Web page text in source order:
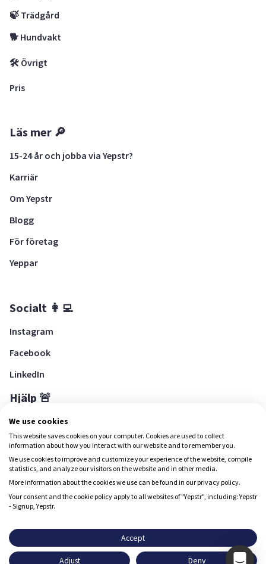
🍃 Trädgård
🐕 Hundvakt
🛠 Övrigt
Pris
Läs mer 🔎
15-24 år och jobba via Yepstr?
Karriär
Om Yepstr
Blogg
För företag
Yeppar
Socialt 👩‍💻
Instagram
Facebook
LinkedIn
Hjälp 🚨
Hjälpcenter
Ladda ned Yepstr
Ladda ned Yepstr
Yepstr AB • Org. 556997-9817 • Skeppsbron 28, 111 30
upplevelse.
We use cookies
This website saves cookies on your computer. Cookies are used to collect
information about how you interact with our website and to remember you.
We use cookies to improve and customize your experience of the website, compile
statistics, and analyze our visitors on the website and in other media.
More information about the cookies we use can be found in our privacy policy.
Your consent and the cookie policy apply to all websites of "Yepstr", including: Yepstr
- Signup, Yepstr.
Accept
Adjust Deny